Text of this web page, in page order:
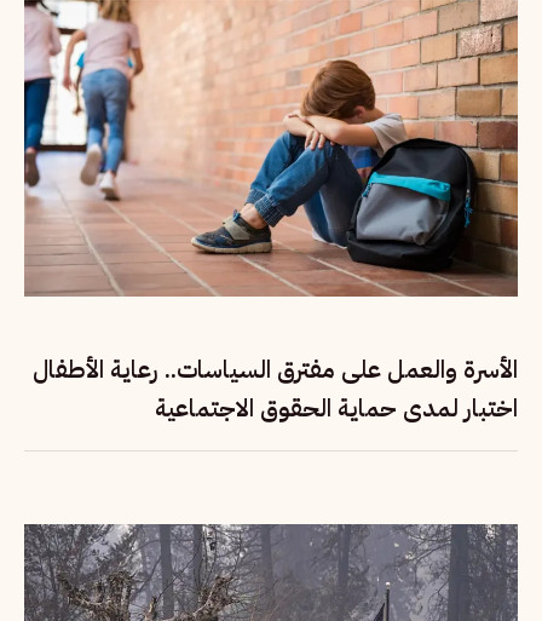
الأسرة والعمل على مفترق السياسات.. رعاية الأطفال
اختبار لمدى حماية الحقوق الاجتماعية